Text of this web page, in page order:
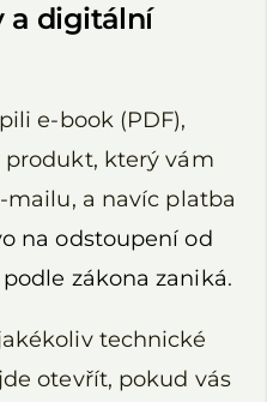
a digitální
e-book (PDF),
který vám
a navíc platba
na odstoupení od
zákona zaniká.
technické
otevřít, pokud vás